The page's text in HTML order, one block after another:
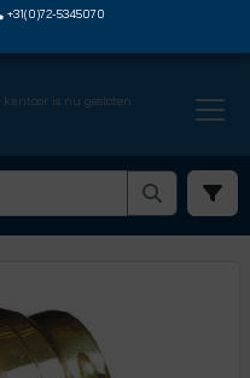
+31(0)72-5345070
kantoor is nu gesloten
SNELDOPPEN › SB0435E